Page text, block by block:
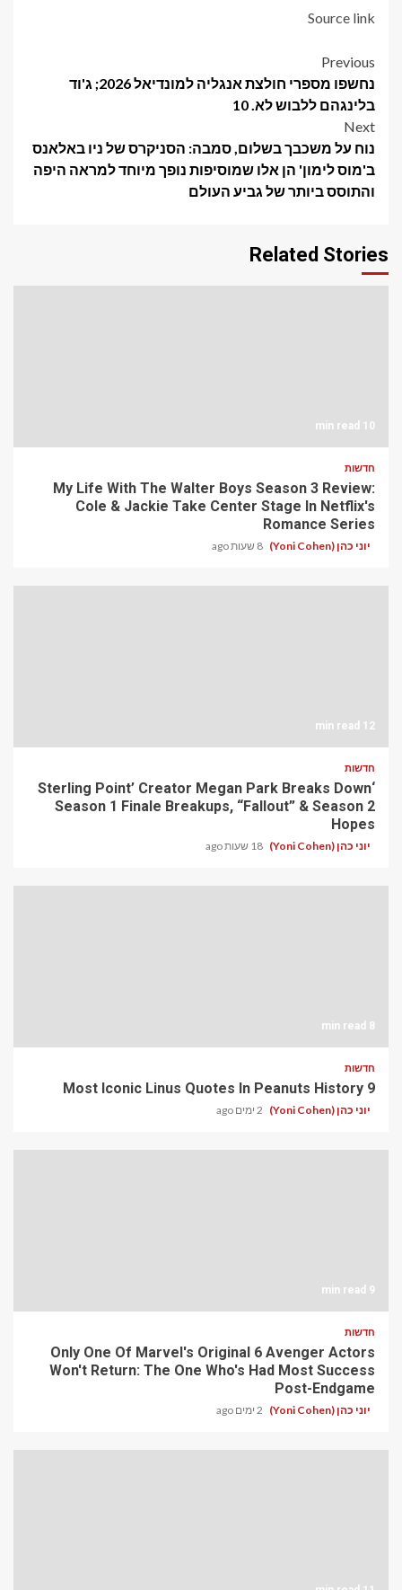
Source link
Post
navigation
Previous
נחשפו מספרי חולצת אנגליה למונדיאל 2026; ג'וד
בלינגהם ללבוש לא. 10
Next
נוח על משכבך בשלום, סמבה: הסניקרס של ניו באלאנס
ב'מוס לימון' הן אלו שמוסיפות נופך מיוחד למראה היפה
והתוסס ביותר של גביע העולם
Related Stories
10 min read
חדשות
My Life With The Walter Boys Season 3 Review:
Cole & Jackie Take Center Stage In Netflix's
Romance Series
יוני כהן (Yoni Cohen) 8 שעות ago
12 min read
חדשות
‘Sterling Point’ Creator Megan Park Breaks Down
Season 1 Finale Breakups, “Fallout” & Season 2
Hopes
יוני כהן (Yoni Cohen) 18 שעות ago
8 min read
חדשות
9 Most Iconic Linus Quotes In Peanuts History
יוני כהן (Yoni Cohen) 2 ימים ago
9 min read
חדשות
Only One Of Marvel's Original 6 Avenger Actors
Won't Return: The One Who's Had Most Success
Post-Endgame
יוני כהן (Yoni Cohen) 2 ימים ago